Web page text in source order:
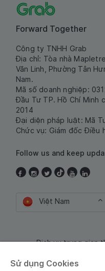
Forward Together
Công ty TNHH Grab
Địa chỉ: Tòa nhà
Văn Linh, Phường Tân
Nam.
Mã số doanh nghiệp:
Đầu Tư TP. Hồ Chí Minh
2014
Đại diện pháp luật: Mã
Chức vụ: Giám đốc Điều
Follow us and keep
Việt Nam
Dịch vụ trung gian
Sử dụng Cookies